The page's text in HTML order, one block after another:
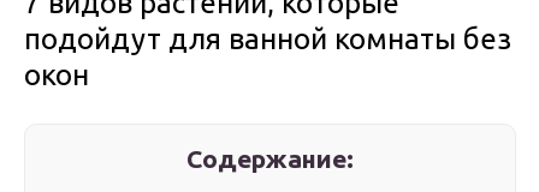
подойдут для ванной комнаты без
окон
Содержание: